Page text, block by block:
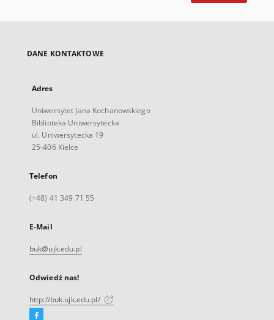
DANE KONTAKTOWE
Adres
Uniwersytet Jana Kochanowskiego
Biblioteka Uniwersytecka
ul. Uniwersytecka 19
25-406 Kielce
Telefon
(+48) 41 349 71 55
E-Mail
buk@ujk.edu.pl
Odwiedź nas!
http://buk.ujk.edu.pl/
Facebook